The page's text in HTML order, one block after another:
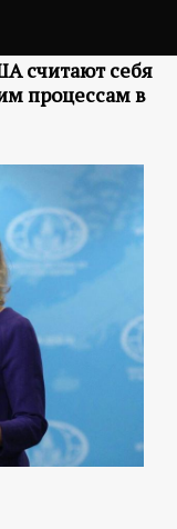
считают себя
процессам в